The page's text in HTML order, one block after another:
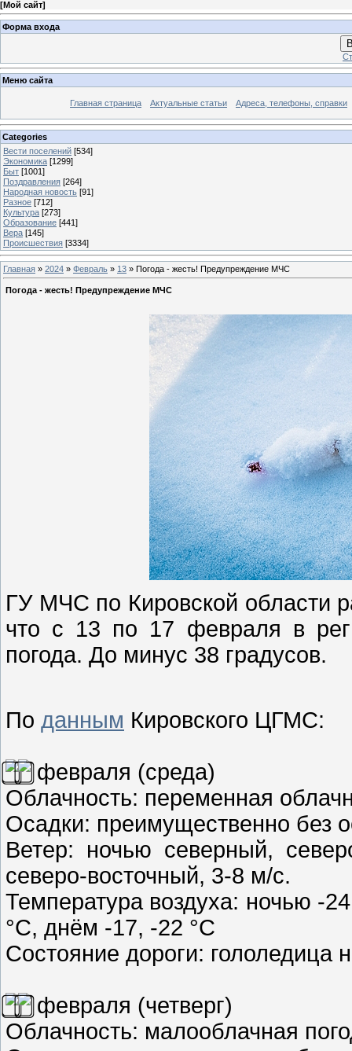
[Мой сайт]
Форма входа
Меню сайта
Главная страница Актуальные статьи Адреса, телефоны, справки
Categories
Вести поселений [534]
Экономика [1299]
Быт [1001]
Поздравления [264]
Народная новость [91]
Разное [712]
Культура [273]
Образование [441]
Вера [145]
Происшествия [3334]
Главная » 2024 » Февраль » 13 » Погода - жесть! Предупреждение МЧС
Погода - жесть! Предупреждение МЧС
ГУ МЧС по Кировской области
что с 13 по 17 февраля в
погода. До минус 38 градусов.
По данным Кировского ЦГМС:
февраля (среда)
Облачность: переменная
Осадки: преимущественно без
Ветер: ночью северный,
северо-восточный, 3-8 м/с.
Температура воздуха: ночью -
°C, днём -17, -22 °C
Состояние дороги: гололедица
февраля (четверг)
Облачность: малооблачная